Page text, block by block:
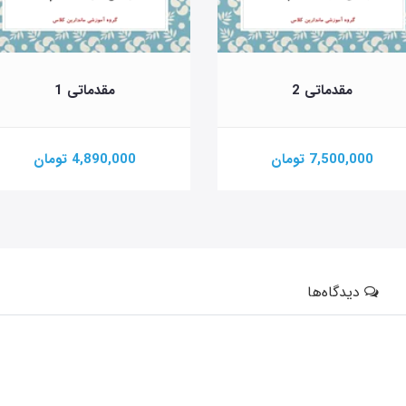
مقدماتی 2
7,500,000 تومان
مقدماتی 1
4,890,000 تومان
دیدگاه‌ها